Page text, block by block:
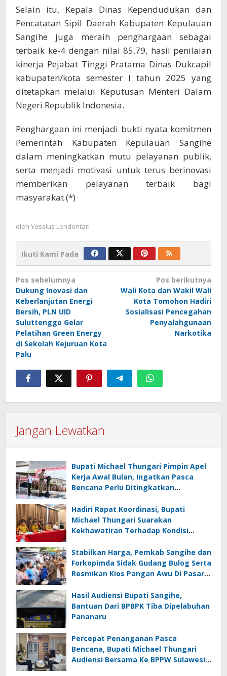
Selain itu, Kepala Dinas Kependudukan dan
Pencatatan Sipil Daerah Kabupaten Kepulauan
Sangihe juga meraih penghargaan sebagai
terbaik ke-4 dengan nilai 85,79, hasil penilaian
kinerja Pejabat Tinggi Pratama Dinas Dukcapil
kabupaten/kota semester I tahun 2025 yang
ditetapkan melalui Keputusan Menteri Dalam
Negeri Republik Indonesia.
Penghargaan ini menjadi bukti nyata komitmen
Pemerintah Kabupaten Kepulauan Sangihe
dalam meningkatkan mutu pelayanan publik,
serta menjadi motivasi untuk terus berinovasi
memberikan pelayanan terbaik bagi
masyarakat.(*)
oleh Yossius Lendentari
Ikuti Kami Pada
Navigasi
pos
Pos sebelumnya
Dukung Inovasi dan
Keberlanjutan Energi
Bersih, PLN UID
Suluttenggo Gelar
Pelatihan Green Energy
di Sekolah Kejuruan Kota
Palu
Pos berikutnya
Wali Kota dan Wakil Wali
Kota Tomohon Hadiri
Sosialisasi Pencegahan
Penyalahgunaan
Narkotika
Jangan Lewatkan
Bupati Michael Thungari Pimpin Apel
Kerja Awal Bulan, Ingatkan Pasca
Bencana Perlu Ditingkatkan
Berkoordinasi
Hadiri Rapat Koordinasi, Bupati
Michael Thungari Suarakan
Kekhawatiran Terhadap Kondisi
Stabilkan Harga, Pemkab Sangihe dan
Forkopimda Sidak Gudang Bulog Serta
Resmikan Kios Pangan Awu Di Pasar
Hasil Audiensi Bupati Sangihe,
Bantuan Dari BPBPK Tiba Dipelabuhan
Pananaru
Percepat Penanganan Pasca
Bencana, Bupati Michael Thungari
Audiensi Bersama Ke BPPW Sulawesi